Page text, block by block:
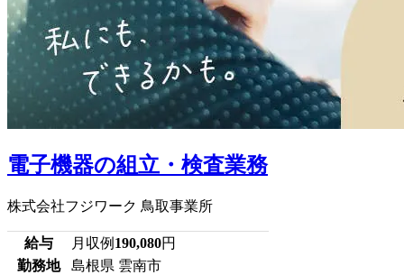
電子機器の組立・検査業務
株式会社フジワーク 鳥取事業所
給与 月収例 190,080円
勤務地
島根県 雲南市